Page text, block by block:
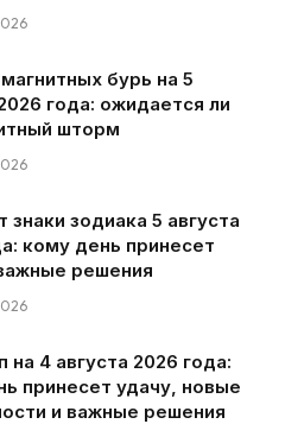
бурь на 5
года: ожидается ли
шторм
знаки зодиака 5 августа
кому день принесет
решения
на 4 августа 2026 года:
принесет удачу, новые
и важные решения